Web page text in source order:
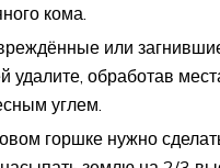
кома.
или
удалите, обработав
углем.
горшке нужно